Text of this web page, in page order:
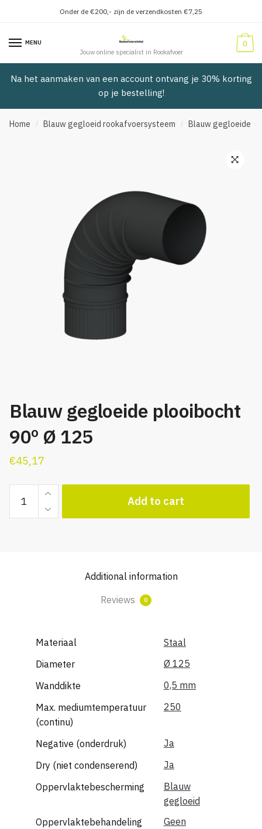
navigatie
inhoud
Onder de €200,- zijn de verzendkosten €7,25
MENU
Jouw online specialist in Rookafvoer
0
Na het aanmaken van een account ontvang je 30% korting
op je bestelling!
Home / Blauw gegloeid rookafvoersysteem / Blauw gegloeide
Blauw gegloeide plooibocht
90º Ø 125
€45,17
gegloeide
plooibocht
Add to cart
Additional information
Reviews
0
Materiaal
Staal
Diameter
Ø 125
Wanddikte
0,5 mm
Max. mediumtemperatuur
(continu)
250
Negative (onderdruk)
Ja
Dry (niet condenserend)
Ja
Oppervlaktebescherming
Blauw
gegloeid
Oppervlaktebehandeling
Geen